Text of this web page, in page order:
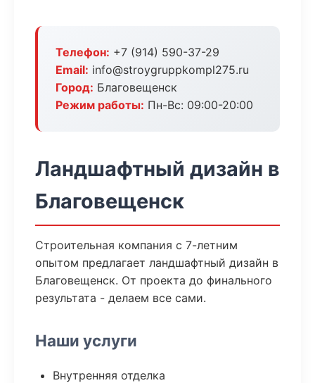
Телефон: +7 (914) 590-37-29
Email: info@stroygruppkompl275.ru
Город: Благовещенск
Режим работы: Пн-Вс: 09:00-20:00
Ландшафтный дизайн в
Благовещенск
Строительная компания с 7-летним
опытом предлагает ландшафтный дизайн в
Благовещенск. От проекта до финального
результата - делаем все сами.
Наши услуги
Внутренняя отделка